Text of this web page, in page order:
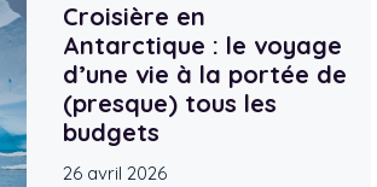
Croisière en
Antarctique : le voyage
d’une vie à la portée de
(presque) tous les
budgets
26 avril 2026